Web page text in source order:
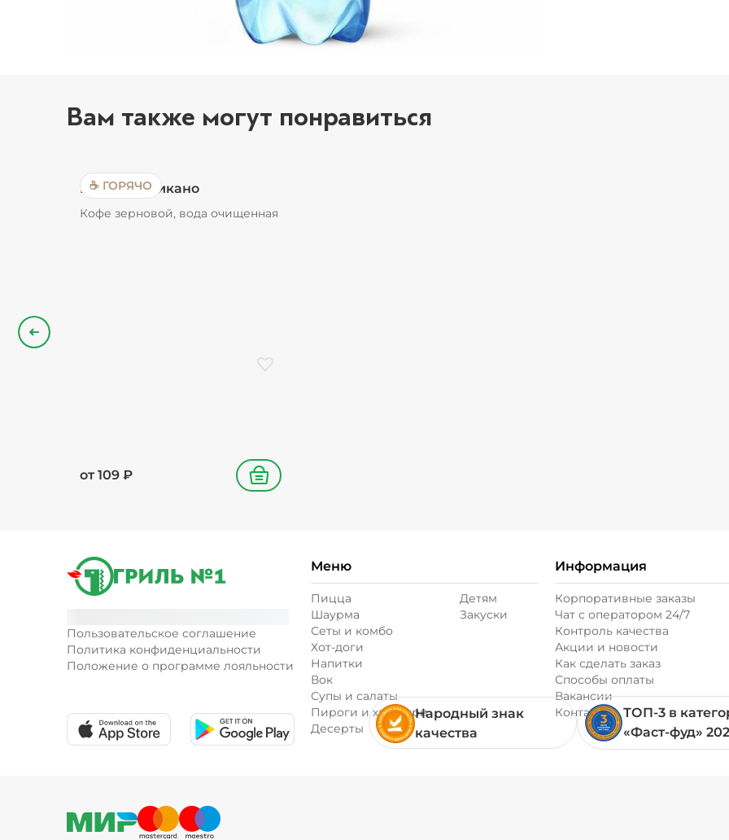
Вам также могут понравиться
☕ ГОРЯЧО
Кофе Американо
Кофе зерновой, вода очищенная
от 109 ₽ В корзину
Назад
Пользовательское соглашение
Политика конфиденциальности
Положение о программе лояльности
Меню
Пицца
Шаурма
Сеты и комбо
Хот-доги
Напитки
Вок
Супы и салаты
Пироги и хачапури
Десерты
Детям
Закуски
Информация
Корпоративные заказы
Чат с оператором 24/7
Контроль качества
Акции и новости
Как сделать заказ
Способы оплаты
Вакансии
Контакты
Народный знак
качества
ТОП-3 в
«Фаст-фуд»